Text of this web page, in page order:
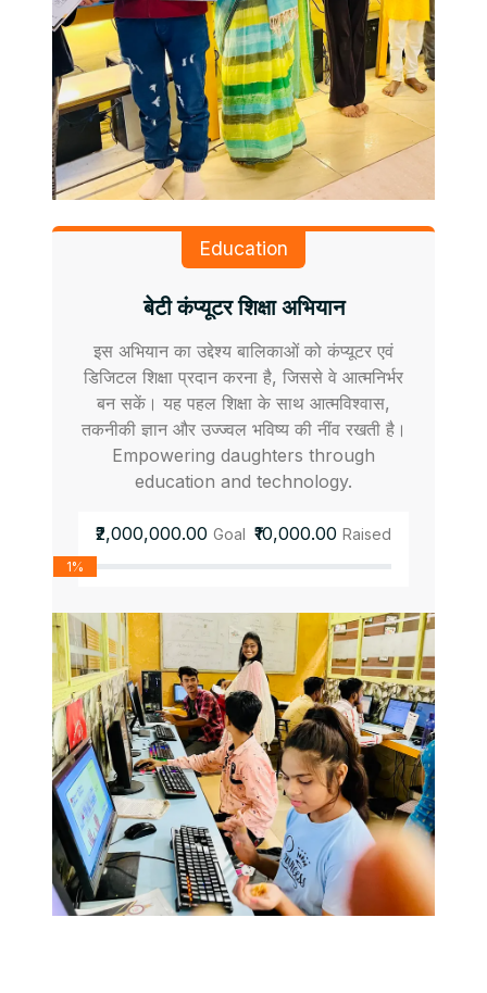
Education
बेटी कंप्यूटर शिक्षा अभियान
इस अभियान का उद्देश्य बालिकाओं को कंप्यूटर एवं
डिजिटल शिक्षा प्रदान करना है, जिससे वे आत्मनिर्भर
बन सकें। यह पहल शिक्षा के साथ आत्मविश्वास,
तकनीकी ज्ञान और उज्ज्वल भविष्य की नींव रखती है।
Empowering daughters through
education and technology.
₹2,000,000.00 Goal ₹10,000.00 Raised
1%